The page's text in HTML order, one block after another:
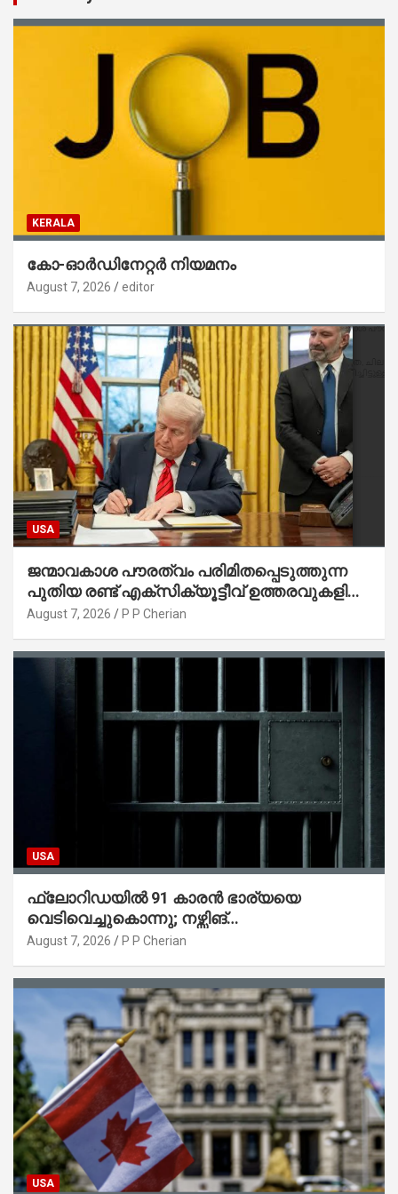
KERALA
കോ-ഓർഡിനേറ്റർ നിയമനം
August 7, 2026 editor
USA
ജന്മാവകാശ പൗരത്വം പരിമിതപ്പെടുത്തുന്ന
പുതിയ രണ്ട് എക്സിക്യൂട്ടീവ് ഉത്തരവുകളിൽ
ട്രംപ് ഒപ്പുവെച്ചു
August 7, 2026 P P Cherian
USA
ഫ്ലോറിഡയിൽ 91 കാരൻ ഭാര്യയെ
വെടിവെച്ചുകൊന്നു; നഴ്സിങ്
ഹോമിലാക്കില്ലെന്ന് നൽകിയ വാഗ്ദാനം
August 7, 2026 P P Cherian
USA